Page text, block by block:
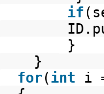
if
}
}
for(int i